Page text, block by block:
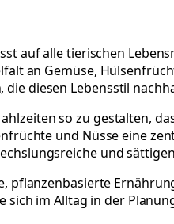
auf alle tierischen
an Gemüse,
diesen Lebensstil
so zu gestalten,
und Nüsse eine
und
pflanzenbasierte
im Alltag in der